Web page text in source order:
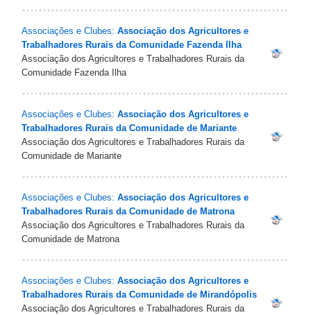
Associações e Clubes: Associação dos Agricultores e
Trabalhadores Rurais da Comunidade Fazenda Ilha
Associação dos Agricultores e Trabalhadores Rurais da
Comunidade Fazenda Ilha
Associações e Clubes: Associação dos Agricultores e
Trabalhadores Rurais da Comunidade de Mariante
Associação dos Agricultores e Trabalhadores Rurais da
Comunidade de Mariante
Associações e Clubes: Associação dos Agricultores e
Trabalhadores Rurais da Comunidade de Matrona
Associação dos Agricultores e Trabalhadores Rurais da
Comunidade de Matrona
Associações e Clubes: Associação dos Agricultores e
Trabalhadores Rurais da Comunidade de Mirandópolis
Associação dos Agricultores e Trabalhadores Rurais da